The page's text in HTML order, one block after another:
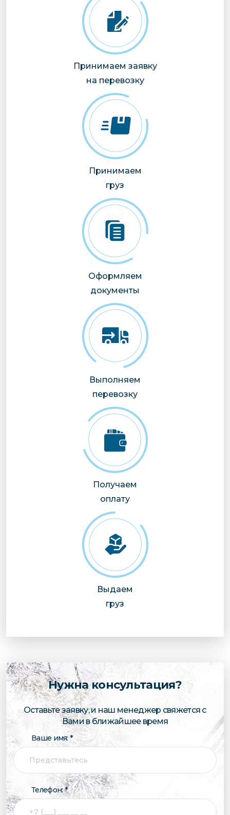
Принимаем заявку
на перевозку
Принимаем
груз
Оформляем
документы
Выполняем
перевозку
Получаем
оплату
Выдаем
груз
Нужна консультация?
Оставьте заявку, и наш менеджер свяжется с
Вами в ближайшее время
Ваше имя: *
Телефон: *